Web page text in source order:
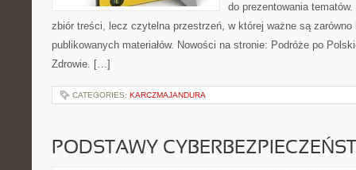
do prezentowania
zbiór treści, lecz czytelna przestrzeń, w której ważne są
publikowanych materiałów. Nowości na stronie: Podróże po
Zdrowie. […]
CATEGORIES: KARCZMAJANDURA
PODSTAWY